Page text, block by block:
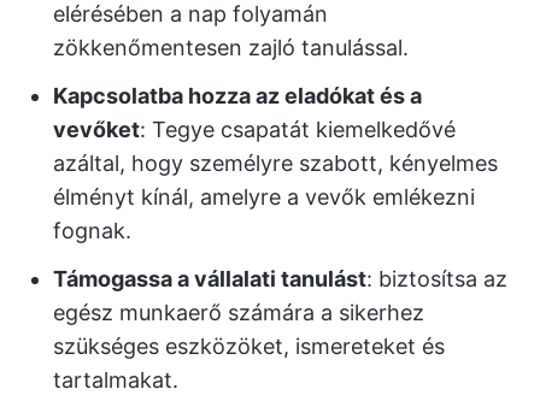
elérésében a nap folyamán
zökkenőmentesen zajló tanulással.
Kapcsolatba hozza az eladókat és a
vevőket: Tegye csapatát kiemelkedővé
azáltal, hogy személyre szabott, kényelmes
élményt kínál, amelyre a vevők emlékezni
fognak.
Támogassa a vállalati tanulást: biztosítsa az
egész munkaerő számára a sikerhez
szükséges eszközöket, ismereteket és
tartalmakat.